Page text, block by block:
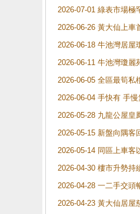
2026-07-01 綠表市場
2026-06-26 黃大仙上車
2026-06-18 牛池灣居屋
2026-06-11 牛池灣瓊麗
2026-06-05 全區最筍私
2026-06-04 手快有 手
2026-05-28 九龍公屋皇
2026-05-15 新盤向隅
2026-05-14 同區上車客
2026-04-30 樓市升勢持
2026-04-28 一二手交
2026-04-23 黃大仙居屋